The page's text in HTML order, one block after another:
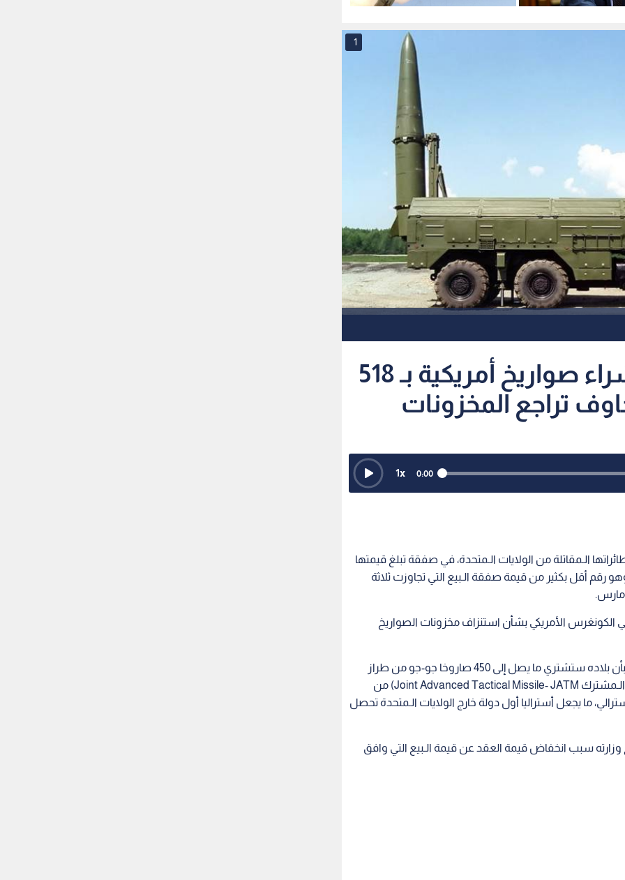
وحضرموت باليمن
للادعاء العام
1
أستراليا تبرم صفقة لشراء صواريخ أمريكية بـ 518
تراجع المخزونات
0:00
1x
الـمقاتلة من الولايات الـمتحدة، في صفقة تبلغ قيمتها
دولار أمريكي)، وهو رقم أقل بكثير من قيمة صفقة الـبيع التي تجاوزت ثلاثة
مارس.
الأمريكي بشأن استنزاف مخزونات الصواريخ
وصرح وزير الدفاع الأسترالي ريتشارد مارلز لصحافيين بأن بلاده ستشتري ما يصل إلى 450 صاروخا جو-جو من طراز
"أيم-260" (المعروف باسم الصاروخ التكتيكي الـمتقدم الـمشترك Joint Advanced Tactical Missile- JATM) من
ما يجعل أستراليا أول دولة خارج الولايات الـمتحدة تحصل
وزارته سبب انخفاض قيمة العقد عن قيمة الـبيع التي وافق